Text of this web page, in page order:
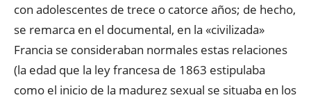
con adolescentes de trece o catorce años; de hecho,
se remarca en el documental, en la «civilizada»
Francia se consideraban normales estas relaciones
(la edad que la ley francesa de 1863 estipulaba
como el inicio de la madurez sexual se situaba en los